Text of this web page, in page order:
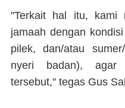
"Terkait hal itu, kami
jamaah dengan
pilek, dan/atau
nyeri badan), agar
tersebut," tegas Gus